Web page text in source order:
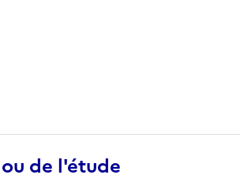
de l'étude